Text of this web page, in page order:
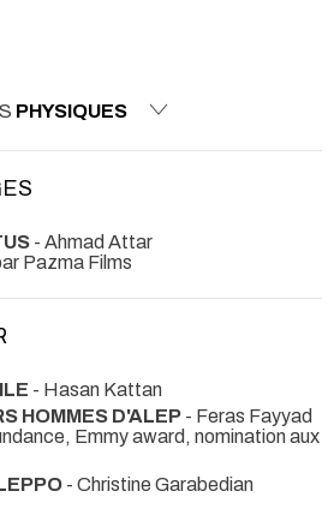
PHYSIQUES
- Ahmad Attar
Pazma Films
- Hasan Kattan
HOMMES D'ALEP - Feras Fayyad
Emmy award, nomination aux
- Christine Garabedian